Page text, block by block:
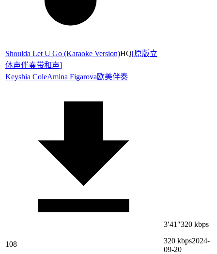
Shoulda Let U Go (Karaoke Version)HQ[原版立
体声伴奏带和声]
Keyshia ColeAmina Figarova欧美伴奏
108
3′41″320 kbps
320 kbps2024-
09-20